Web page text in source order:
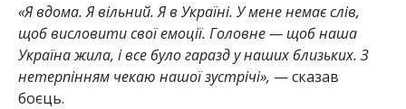
«Я вдома. Я вільний. Я в Україні. У мене немає слів,
щоб висловити свої емоції. Головне — щоб наша
Україна жила, і все було гаразд у наших близьких. З
нетерпінням чекаю нашої зустрічі», — сказав
боєць.